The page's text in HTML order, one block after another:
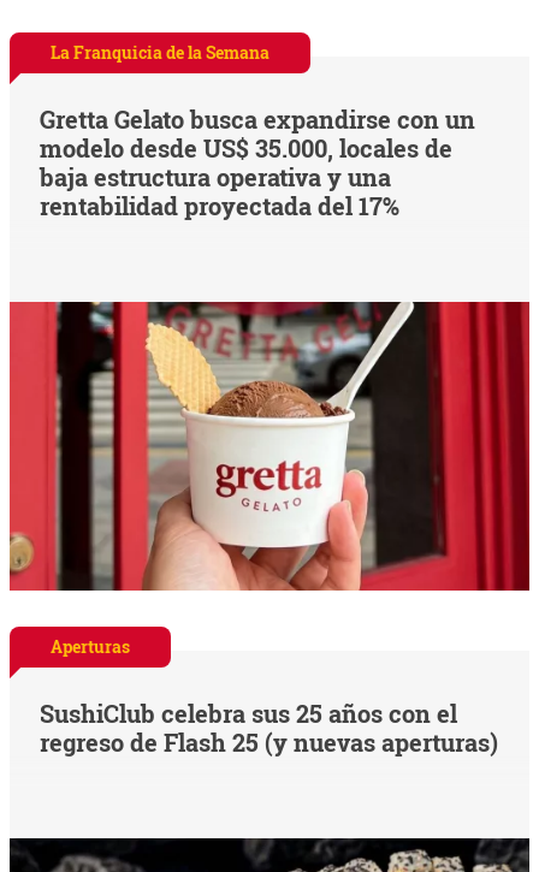
La Franquicia de la Semana
Gretta Gelato busca expandirse con un
modelo desde US$ 35.000, locales de
baja estructura operativa y una
rentabilidad proyectada del 17%
Aperturas
SushiClub celebra sus 25 años con el
regreso de Flash 25 (y nuevas aperturas)